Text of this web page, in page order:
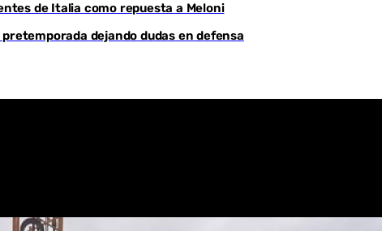
de Italia como repuesta a Meloni
dejando dudas en defensa